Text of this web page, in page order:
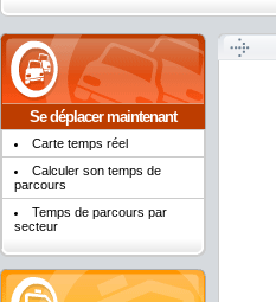
Se déplacer maintenant
Carte temps réel
Calculer son temps de
parcours
Temps de parcours par
secteur